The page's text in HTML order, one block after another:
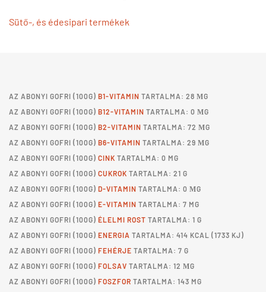
Sütő-, és édesipari termékek
AZ ABONYI GOFRI (100G) B1-VITAMIN TARTALMA: 28 ΜG
AZ ABONYI GOFRI (100G) B12-VITAMIN TARTALMA: 0 ΜG
AZ ABONYI GOFRI (100G) B2-VITAMIN TARTALMA: 72 ΜG
AZ ABONYI GOFRI (100G) B6-VITAMIN TARTALMA: 29 ΜG
AZ ABONYI GOFRI (100G) CINK TARTALMA: 0 MG
AZ ABONYI GOFRI (100G) CUKROK TARTALMA: 21 G
AZ ABONYI GOFRI (100G) D-VITAMIN TARTALMA: 0 ΜG
AZ ABONYI GOFRI (100G) E-VITAMIN TARTALMA: 7 MG
AZ ABONYI GOFRI (100G) ÉLELMI ROST TARTALMA: 1 G
AZ ABONYI GOFRI (100G) ENERGIA TARTALMA: 414 KCAL (1733 KJ)
AZ ABONYI GOFRI (100G) FEHÉRJE TARTALMA: 7 G
AZ ABONYI GOFRI (100G) FOLSAV TARTALMA: 12 ΜG
AZ ABONYI GOFRI (100G) FOSZFOR TARTALMA: 143 MG